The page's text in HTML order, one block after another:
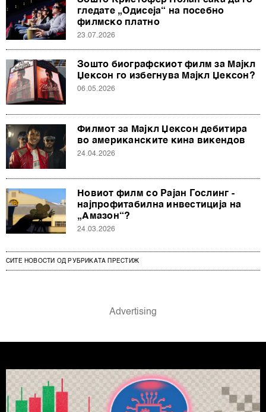
гледате „Одисеја“ на посебно
филмско платно
23.07.2026
Зошто биографскиот филм за Мајкл
Џексон го избегнува Мајкл Џексон?
06.05.2026
Филмот за Мајкл Џексон дебитира
во американските кина викендов
24.04.2026
Новиот филм со Рајан Гослинг -
најпрофитабилна инвестиција на
„Амазон“?
24.03.2026
СИТЕ НОВОСТИ ОД РУБРИКАТА ПРЕСТИЖ